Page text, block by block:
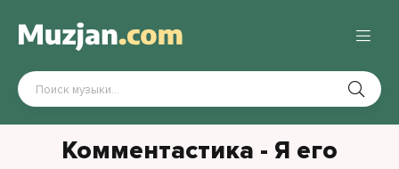
Комментастика - Я его